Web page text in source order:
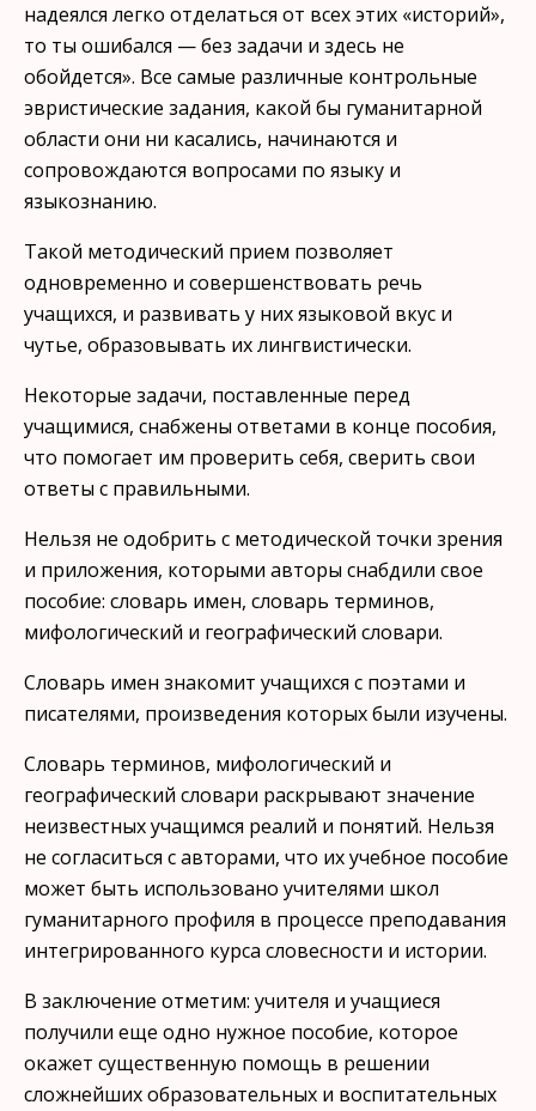
надеялся легко отделаться от всех этих «историй»,
то ты ошибался — без задачи и здесь не
обойдется». Все самые различные контрольные
эвристические за­дания, какой бы гуманитарной
области они ни касались, начинают­ся и
сопровождаются вопросами по языку и
языкознанию.
Такой методический прием позволяет
одновременно и совершенствовать речь
учащихся, и развивать у них языковой вкус и
чутье, образовывать их лингвистически.
Некоторые задачи, поставленные перед
учащимися, снабжены ответами в конце пособия,
что помогает им проверить себя, све­рить свои
ответы с правильными.
Нельзя не одобрить с методической точки зрения
и приложе­ния, которыми авторы снабдили свое
пособие: словарь имен, сло­варь терминов,
мифологический и географический словари.
Словарь имен знакомит учащихся с поэтами и
писателями, про­изведения которых были изучены.
Словарь терминов, мифологический и
географический словари раскрывают значение
неизвестных учащимся реалий и понятий. Нельзя
не согласиться с авторами, что их учебное пособие
может быть использовано учителями школ
гуманитарного профиля в процессе преподавания
интегрированного курса словесности и истории.
В заключение отметим: учителя и учащиеся
получили еще одно нужное пособие, которое
окажет существенную помощь в решении
сложнейших образовательных и воспитательных